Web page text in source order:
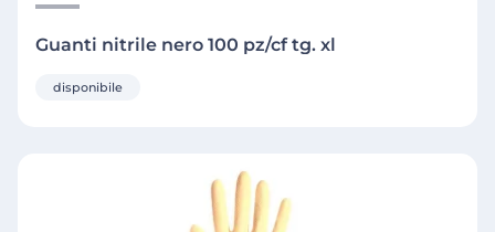
Guanti nitrile nero 100 pz/cf tg. xl
disponibile